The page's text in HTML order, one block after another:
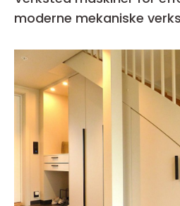
moderne mekaniske